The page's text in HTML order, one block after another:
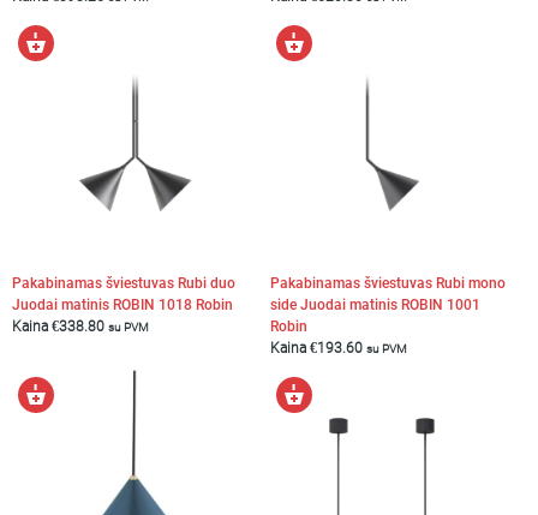
Pakabinamas šviestuvas Rubi duo
Juodai matinis ROBIN 1018 Robin
Kaina €338.80 su PVM
Į
krepšelį
Pakabinamas šviestuvas Rubi mono
side Juodai matinis ROBIN 1001
Robin
Kaina €193.60 su PVM
Į
krepšelį
Į
krepšelį
Į
krepšelį